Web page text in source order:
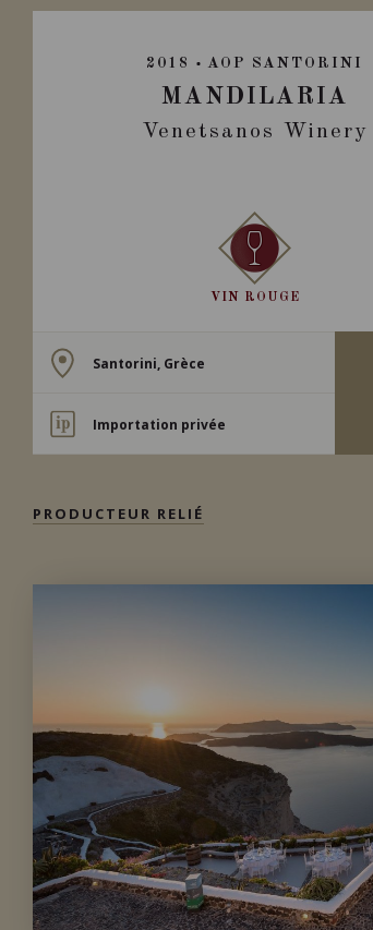
2018 AOP SANTORINI
MANDILARIA
Venetsanos Winery
VIN ROUGE
Santorini, Grèce
Importation privée
PRODUCTEUR RELIÉ